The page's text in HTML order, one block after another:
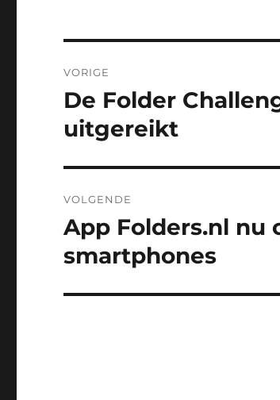
navigatie
VORIGE
Vorig
bericht:
De Folder
uitgereikt
VOLGENDE
Volgend
App Folders.nl nu
smartphones